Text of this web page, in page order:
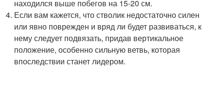
находился выше побегов на 15-20 см.
Если вам кажется, что стволик недостаточно силен
или явно поврежден и вряд ли будет развиваться, к
нему следует подвязать, придав вертикальное
положение, особенно сильную ветвь, которая
впоследствии станет лидером.